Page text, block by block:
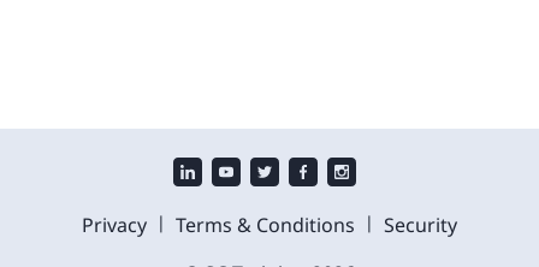
Privacy | Terms & Conditions | Security